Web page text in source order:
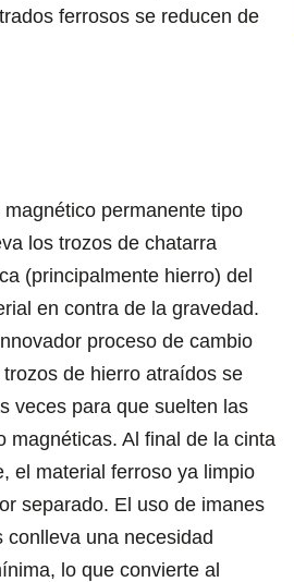
ferrosos se reducen de
magnético permanente tipo
los trozos de chatarra
(principalmente hierro) del
en contra de la gravedad.
proceso de cambio
de hierro atraídos se
veces para que suelten las
magnéticas. Al final de la cinta
el material ferroso ya limpio
separado. El uso de imanes
conlleva una necesidad
lo que convierte al